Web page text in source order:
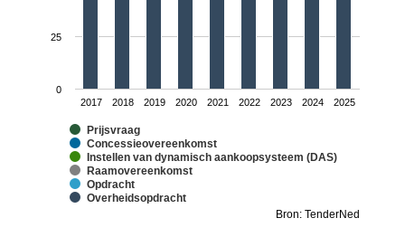
Prijsvraag
Concessieovereenkomst
Instellen van dynamisch aankoopsysteem (DAS)
Raamovereenkomst
Opdracht
Overheidsopdracht
2017 2018 2019 2020 2021 2022 2023 2024 2025
0
25
Bron: TenderNed